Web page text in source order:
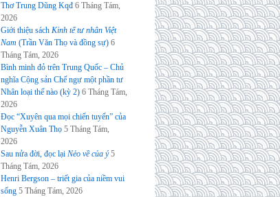
Thơ Trung Dũng Kqđ 6 Tháng Tám,
2026
Giới thiệu sách Kinh tế tư nhân Việt
Nam (Trần Văn Thọ và đồng sự) 6
Tháng Tám, 2026
Bình minh đỏ trên Trung Quốc – Chủ
nghĩa Cộng sản Chế ngự một phần tư
Nhân loại thế nào (kỳ 2) 6 Tháng Tám,
2026
Đọc “Xuyên qua mọi chiến tuyến” của
Nguyễn Xuân Thọ 5 Tháng Tám,
2026
Sau nửa đời, đọc lại Nẻo về của ý 5
Tháng Tám, 2026
Henri Bergson – triết gia của niềm vui
sống 5 Tháng Tám, 2026